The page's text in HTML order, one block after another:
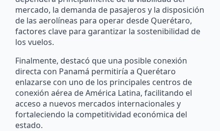
mercado, la demanda de pasajeros y la disposición
de las aerolíneas para operar desde Querétaro,
factores clave para garantizar la sostenibilidad de
los vuelos.
Finalmente, destacó que una posible conexión
directa con Panamá permitiría a Querétaro
enlazarse con uno de los principales centros de
conexión aérea de América Latina, facilitando el
acceso a nuevos mercados internacionales y
fortaleciendo la competitividad económica del
estado.